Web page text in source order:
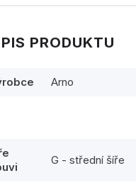
PRODUKTU
Arno
G - střední šíře